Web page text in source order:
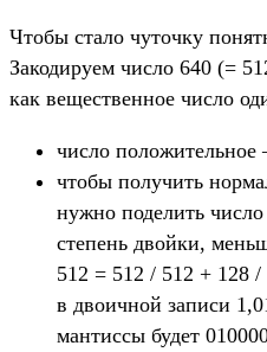
Что­бы ста­ло чуточ­ку
Закоди­руем чис­ло 640 (=
как вещес­твен­ное чис­ло
чис­ло положи­тель­ное
что­бы получить
нуж­но поделить
сте­пень двой­ки,
512 = 512 / 512 + 128
в дво­ичной записи
ман­тиссы будет